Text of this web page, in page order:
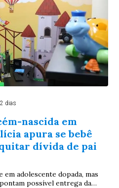
dias
nascida em
apura se bebê
dívida de pai
adolescente dopada, mas
possível entrega da